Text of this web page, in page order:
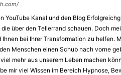
YouTube Kanal und den Blog
über den Tellerrand schauen. Doch
bei Ihrer Transformation zu helfen.
Menschen einen Schub nach vorne
mehr aus unserem Leben machen
mir viel Wissen im Bereich Hypnose,